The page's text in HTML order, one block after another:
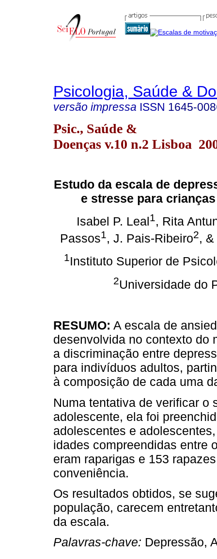
Psicologia, Saúde &
versão impressa ISSN 1645-
Psic., Saúde &
Doenças v.10 n.2 Lisboa
Estudo da escala de
e stresse para crianças
Isabel P. Leal1, Rita
Passos1, J. Pais-Ribeiro2,
1Instituto Superior de
2Universidade do
RESUMO: A escala de
desenvolvida no contexto do
a discriminação entre
para indivíduos adultos,
à composição de cada uma
Numa tentativa de verificar o
adolescente, ela foi
adolescentes e
idades compreendidas entre
eram raparigas e 153
conveniência.
Os resultados obtidos, se
população, carecem
da escala.
Palavras-chave: Depressão,